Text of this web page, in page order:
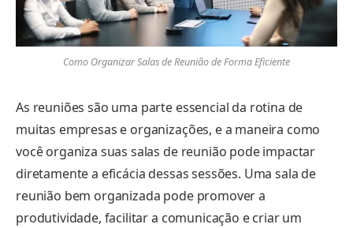
Como Organizar Salas de Reunião de Forma Eficiente
As reuniões são uma parte essencial da rotina de
muitas empresas e organizações, e a maneira como
você organiza suas salas de reunião pode impactar
diretamente a eficácia dessas sessões. Uma sala de
reunião bem organizada pode promover a
produtividade, facilitar a comunicação e criar um